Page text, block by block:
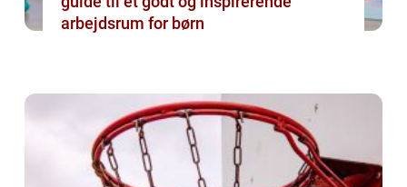
arbejdsrum for børn